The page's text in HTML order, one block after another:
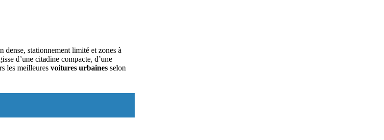
dense, stationnement limité et zones à
d’une citadine compacte, d’une
les meilleures voitures urbaines selon